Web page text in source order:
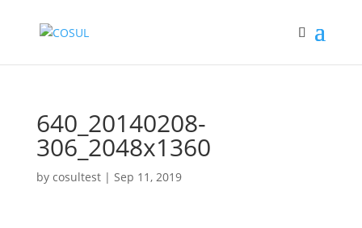
640_20140208-
306_2048x1360
by cosultest| Sep 11, 2019